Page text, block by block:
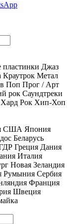
пластинки Джаз
Краутрок Метал
Поп Прог / Арт
рок Саундтреки
Хард Рок Хип-Хоп
США Япония
Беларусь
Греция Дания
Италия
Новая Зеландия
Румыния Сербия
Франция
Швеция